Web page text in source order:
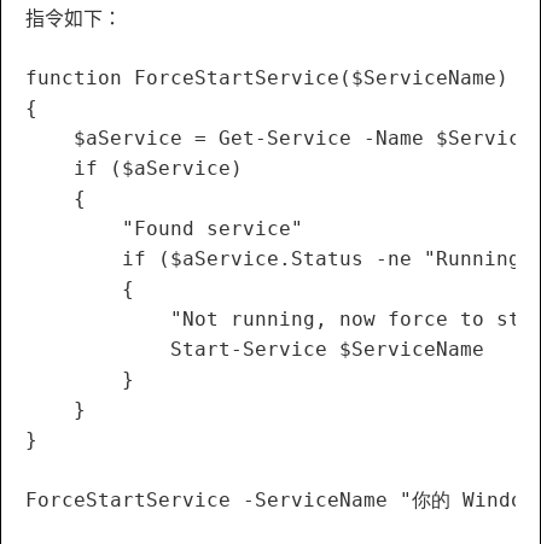
指令如下：
function ForceStartService($ServiceName)
{
$aService = Get-Service -Name
    if ($aService)
    {
        "Found service"
if ($aService.Status -ne
        {
"Not running, now force to
            Start-Service $ServiceName
        }
    }
}